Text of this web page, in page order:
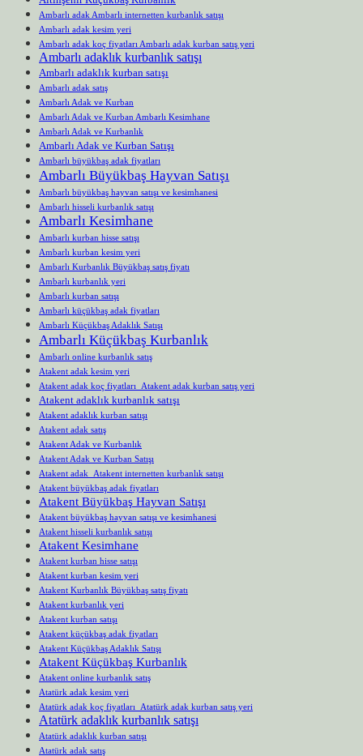
Ambarlı adak Ambarlı internetten kurbanlık satışı
Ambarlı adak kesim yeri
Ambarlı adak koç fiyatları Ambarlı adak kurban satış yeri
Ambarlı adaklık kurbanlık satışı
Ambarlı adaklık kurban satışı
Ambarlı adak satış
Ambarlı Adak ve Kurban
Ambarlı Adak ve Kurban Ambarlı Kesimhane
Ambarlı Adak ve Kurbanlık
Ambarlı Adak ve Kurban Satışı
Ambarlı büyükbaş adak fiyatları
Ambarlı Büyükbaş Hayvan Satışı
Ambarlı büyükbaş hayvan satışı ve kesimhanesi
Ambarlı hisseli kurbanlık satışı
Ambarlı Kesimhane
Ambarlı kurban hisse satışı
Ambarlı kurban kesim yeri
Ambarlı Kurbanlık Büyükbaş satış fiyatı
Ambarlı kurbanlık yeri
Ambarlı kurban satışı
Ambarlı küçükbaş adak fiyatları
Ambarlı Küçükbaş Adaklık Satışı
Ambarlı Küçükbaş Kurbanlık
Ambarlı online kurbanlık satış
Atakent adak kesim yeri
Atakent adak koç fiyatları Atakent adak kurban satış yeri
Atakent adaklık kurbanlık satışı
Atakent adaklık kurban satışı
Atakent adak satış
Atakent Adak ve Kurbanlık
Atakent Adak ve Kurban Satışı
Atakent adak Atakent internetten kurbanlık satışı
Atakent büyükbaş adak fiyatları
Atakent Büyükbaş Hayvan Satışı
Atakent büyükbaş hayvan satışı ve kesimhanesi
Atakent hisseli kurbanlık satışı
Atakent Kesimhane
Atakent kurban hisse satışı
Atakent kurban kesim yeri
Atakent Kurbanlık Büyükbaş satış fiyatı
Atakent kurbanlık yeri
Atakent kurban satışı
Atakent küçükbaş adak fiyatları
Atakent Küçükbaş Adaklık Satışı
Atakent Küçükbaş Kurbanlık
Atakent online kurbanlık satış
Atatürk adak kesim yeri
Atatürk adak koç fiyatları Atatürk adak kurban satış yeri
Atatürk adaklık kurbanlık satışı
Atatürk adaklık kurban satışı
Atatürk adak satış